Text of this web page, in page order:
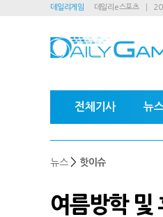
데일리게임 데일리e스포츠
전체기사 뉴
뉴스 > 핫이슈
여름방학 및